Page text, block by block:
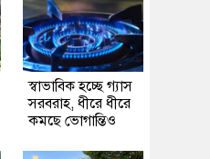
স্বাভাবিক হচ্ছে গ্যাস
সরবরাহ, ধীরে ধীরে
কমছে ভোগান্তিও